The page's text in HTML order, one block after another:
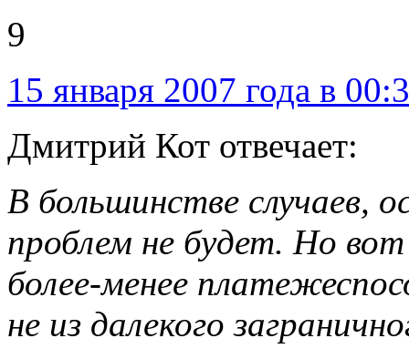
9
15 января 2007 года в
Дмитрий Кот отвечает:
В большинстве случаев,
проблем не будет. Но
более-менее
не из далекого